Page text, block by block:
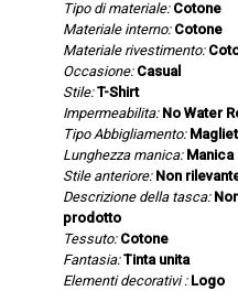
Tipo di materiale: Cotone
Materiale interno: Cotone
Materiale rivestimento:
Occasione: Casual
Stile: T-Shirt
Impermeabilita: No Water
Tipo Abbigliamento:
Lunghezza manica:
Stile anteriore: Non
Descrizione della tasca:
prodotto
Tessuto: Cotone
Fantasia: Tinta unita
Elementi decorativi : Logo